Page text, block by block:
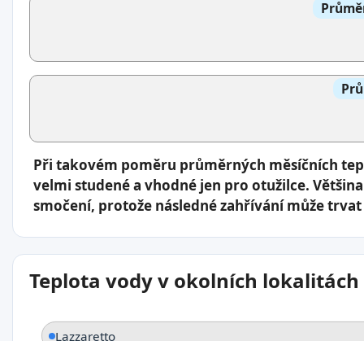
Při takovém poměru průměrných měsíčních
velmi studené a vhodné jen pro otužilce.
smočení, protože následné zahřívání může
Teplota vody v okolních lokalitách
Lazzaretto